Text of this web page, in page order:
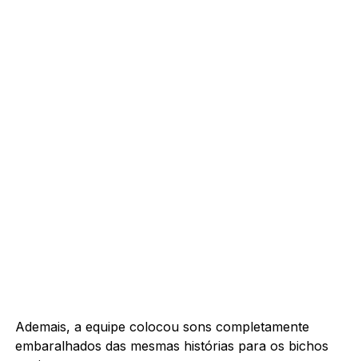
Ademais, a equipe colocou sons completamente
embaralhados das mesmas histórias para os bichos